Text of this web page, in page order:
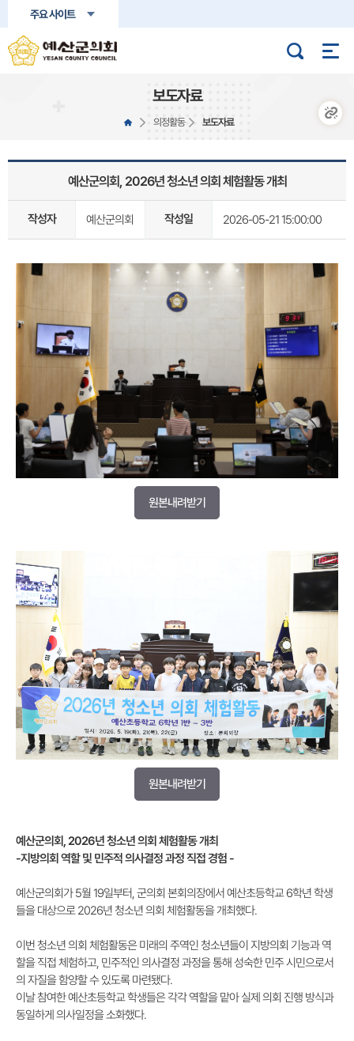
본문바로가기
주요 사이트
보도자료
의정활동 보도자료
예산군의회, 2026년 청소년 의회 체험활동 개최
작성자 예산군의회 작성일 2026-05-21 15:00:00
원본내려받기
원본내려받기
예산군의회 , 2026년 청소년 의회 체험활동 개최
-지방의회 역할 및 민주적 의사결정 과정 직접 경험 -
예산군의회가 5월 19일부터, 군의회 본회의장에서 예산초등학교 6학년 학생
들을 대상으로 2026년 청소년 의회 체험활동을 개최했다.
이번 청소년 의회 체험활동은 미래의 주역인 청소년들이 지방의회 기능과 역
할을 직접 체험하고, 민주적인 의사결정 과정을 통해 성숙한 민주 시민으로서
의 자질을 함양할 수 있도록 마련됐다.
이날 참여한 예산초등학교 학생들은 각각 역할을 맡아 실제 의회 진행 방식과
동일하게 의사일정을 소화했다.